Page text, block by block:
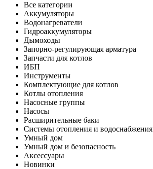
Все категории
Аккумуляторы
Водонагреватели
Гидроаккумуляторы
Дымоходы
Запорно-регулирующая арматура
Запчасти для котлов
ИБП
Инструменты
Комплектующие для котлов
Котлы отопления
Насосные группы
Насосы
Расширительные баки
Системы отопления и водоснабжения
Умный дом
Умный дом и безопасность
Аксессуары
Новинки